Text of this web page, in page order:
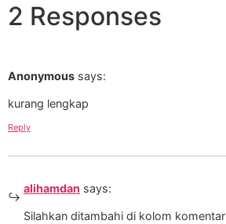
2 Responses
Anonymous says:
kurang lengkap
Reply
alihamdan says:
Silahkan ditambahi di kolom komentar